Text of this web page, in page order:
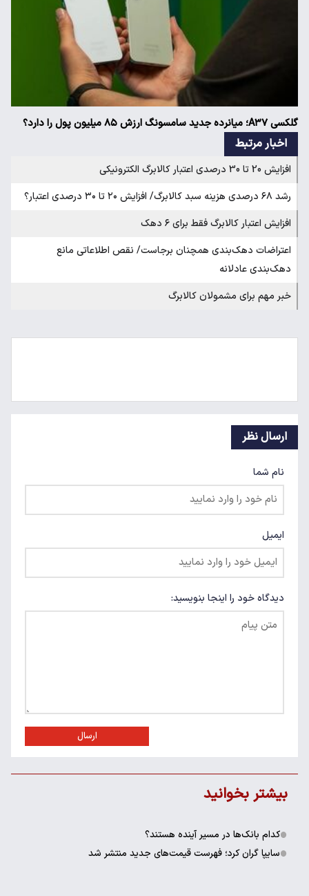
گلکسی A۳۷؛ میانرده جدید سامسونگ ارزش ۸۵ میلیون پول را دارد؟
اخبار مرتبط
افزایش 20 تا 30 درصدی اعتبار کالابرگ الکترونیکی
رشد ۶۸ درصدی هزینه سبد کالابرگ/ افزایش ۲۰ تا ۳۰ درصدی اعتبار؟
افزایش اعتبار کالابرگ فقط برای ۶ دهک
اعتراضات دهک‌بندی همچنان برجاست/ نقص اطلاعاتی مانع
دهک‌بندی عادلانه
خبر مهم برای مشمولان کالابرگ
ارسال نظر
نام شما
ایمیل
دیدگاه خود را اینجا بنویسید:
ارسال
بیشتر بخوانید
کدام بانک‌ها در مسیر آینده هستند؟
سایپا گران کرد؛ فهرست قیمت‌های جدید منتشر شد